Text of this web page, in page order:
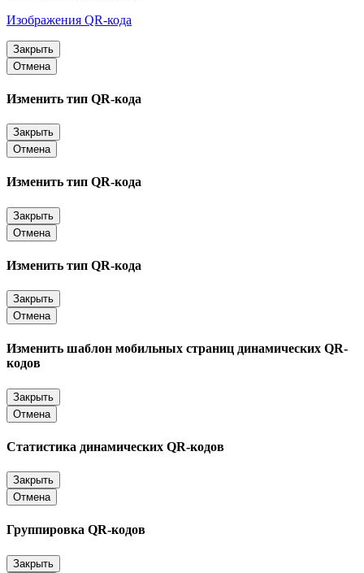
Изображения QR-кода
Закрыть
Отмена
Изменить тип QR-кода
Закрыть
Отмена
Изменить тип QR-кода
Закрыть
Отмена
Изменить тип QR-кода
Закрыть
Отмена
Изменить шаблон мобильных страниц динамических QR-
кодов
Закрыть
Отмена
Статистика динамических QR-кодов
Закрыть
Отмена
Группировка QR-кодов
Закрыть